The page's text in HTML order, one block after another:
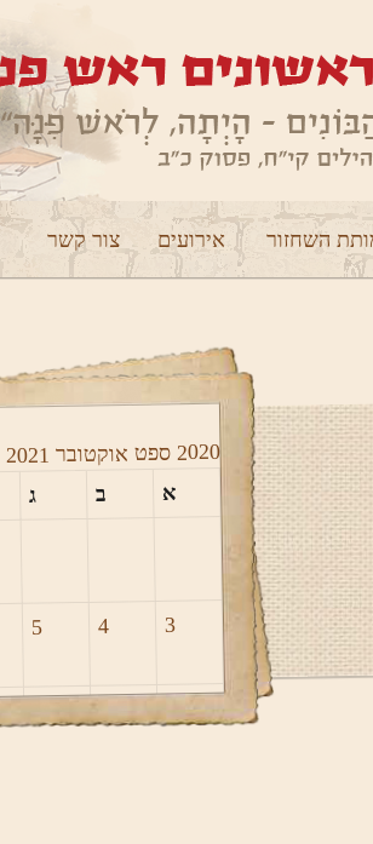
השחזור אירועים צור קשר
2020 ספט אוקטובר 2021
א ב ג
3
4
5
10